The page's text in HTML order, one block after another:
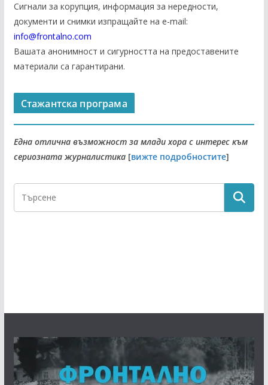
Сигнали за корупция, информация за нередности,
документи и снимки изпращайте на е-mail:
info@frontalno.com
Вашата анонимност и сигурността на предоставените
материали са гарантирани.
Стажантска програма
Една отлична възможност за млади хора с интерес към
сериозната журналистика [вижте подробностите]